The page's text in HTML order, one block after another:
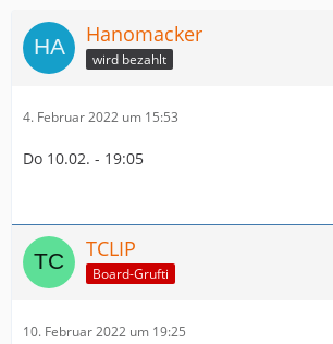
Hanomacker
wird bezahlt
4. Februar 2022 um 15:53
Do 10.02. - 19:05
TCLIP
Board-Grufti
10. Februar 2022 um 19:25